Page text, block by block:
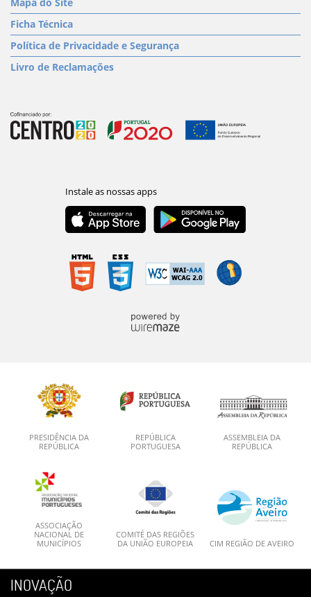
Ficha Técnica
Política de Privacidade e Segurança
Livro de Reclamações
PRESIDÊNCIA DA
REPÚBLICA
REPÚBLICA
PORTUGUESA
ASSEMBLEIA DA
REPÚBLICA
ASSOCIAÇÃO
NACIONAL DE
MUNICÍPIOS
COMITÉ DAS REGIÕES
DA UNIÃO EUROPEIA
CIM REGIÃO DE AVEIRO
INOVAÇÃO